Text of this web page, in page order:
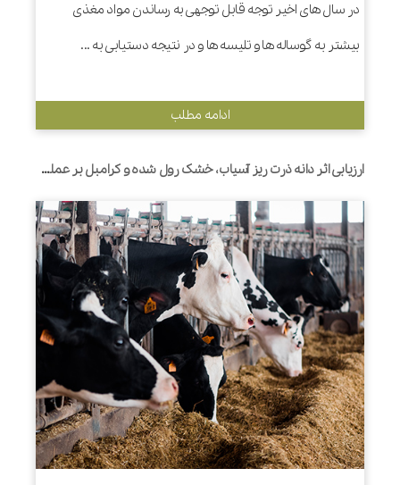
در سال های اخیر توجه قابل توجهی به رساندن مواد مغذی
بیشتر به گوساله ها و تلیسه ها و در نتیجه دستیابی به ...
ادامه مطلب
ارزیابی اثر دانه ذرت ریز آسیاب، خشک رول شده و کرامبل بر عملکرد، رفتار تغذیه ای و هضم نشاسته در تلیسه های شیری هلشتاین